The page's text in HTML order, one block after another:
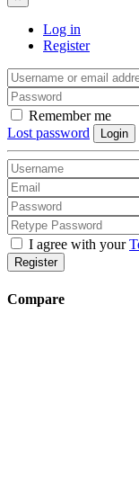
Log in
Register
Remember me
Lost password
Login
I agree with your
Register
Compare